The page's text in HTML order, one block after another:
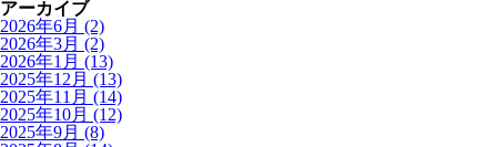
アーカイブ
2026年6月 (2)
2026年3月 (2)
2026年1月 (13)
2025年12月 (13)
2025年11月 (14)
2025年10月 (12)
2025年9月 (8)